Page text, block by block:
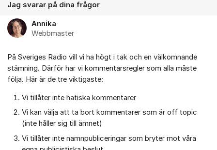
Jag svarar på dina frågor
Annika
Webbmaster
På Sveriges Radio vill vi ha högt i tak och en välkomnande
stämning. Därför har vi kommentarsregler som alla måste
följa. Här är de tre viktigaste:
Vi tillåter inte hatiska kommentarer
Vi kan välja att ta bort kommentarer som är off topic
(inte håller sig till ämnet)
Vi tillåter inte namnpubliceringar som bryter mot våra